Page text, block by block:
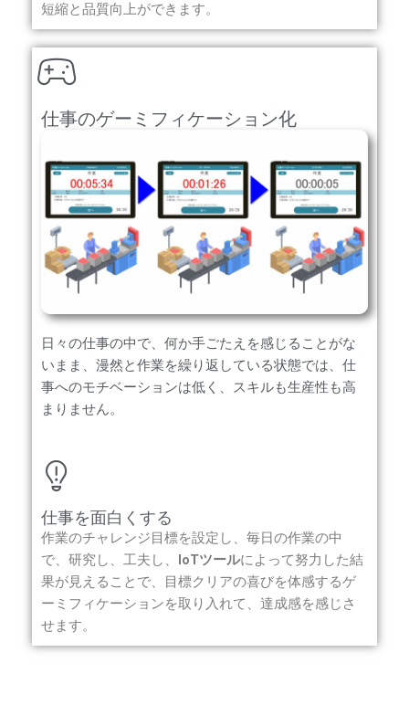
短縮と品質向上ができます。
仕事のゲーミフィケーション化
日々の仕事の中で、何か手ごたえを感じることがな
いまま、漫然と作業を繰り返している状態では、仕
事へのモチベーションは低く、スキルも生産性も高
まりません。
仕事を面白くする
作業のチャレンジ目標を設定し、毎日の作業の中
で、研究し、工夫し、
IoTツールによって努力した結
果が見えることで、目標クリアの喜びを体感するゲ
ーミフィケーションを取り入れて、達成感を感じさ
せます。